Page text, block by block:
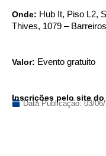
Onde: Hub It, Piso L2,
Thives, 1079 –
Valor: Evento gratuito
Inscrições pelo site do
Data Publicação:03/